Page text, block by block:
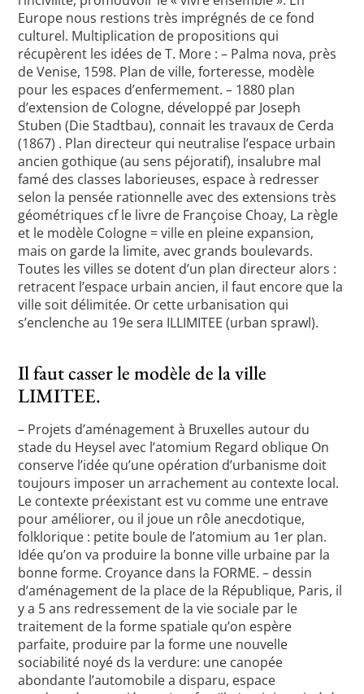
Europe nous restions très imprégnés de ce fond
culturel. Multiplication de propositions qui
récupèrent les idées de T. More : – Palma nova, près
de Venise, 1598. Plan de ville, forteresse, modèle
pour les espaces d’enfermement. – 1880 plan
d’extension de Cologne, développé par Joseph
Stuben (Die Stadtbau), connait les travaux de Cerda
(1867) . Plan directeur qui neutralise l’espace urbain
ancien gothique (au sens péjoratif), insalubre mal
famé des classes laborieuses, espace à redresser
selon la pensée rationnelle avec des extensions très
géométriques cf le livre de Françoise Choay, La règle
et le modèle Cologne = ville en pleine expansion,
mais on garde la limite, avec grands boulevards.
Toutes les villes se dotent d’un plan directeur alors :
retracent l’espace urbain ancien, il faut encore que la
ville soit délimitée. Or cette urbanisation qui
s’enclenche au 19e sera ILLIMITEE (urban sprawl).
Il faut casser le modèle de la ville
LIMITEE.
– Projets d’aménagement à Bruxelles autour du
stade du Heysel avec l’atomium Regard oblique On
conserve l’idée qu’une opération d’urbanisme doit
toujours imposer un arrachement au contexte local.
Le contexte préexistant est vu comme une entrave
pour améliorer, ou il joue un rôle anecdotique,
folklorique : petite boule de l’atomium au 1er plan.
Idée qu’on va produire la bonne ville urbaine par la
bonne forme. Croyance dans la FORME. – dessin
d’aménagement de la place de la République, Paris, il
y a 5 ans redressement de la vie sociale par le
traitement de la forme spatiale qu’on espère
parfaite, produire par la forme une nouvelle
sociabilité noyé ds la verdure: une canopée
abondante l’automobile a disparu, espace